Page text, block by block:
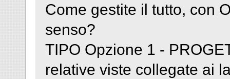
Come gestite il tutto, con
senso?
TIPO Opzione 1 -
relative viste collegate ai